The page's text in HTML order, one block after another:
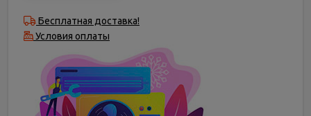
Бесплатная доставка!
Условия оплаты